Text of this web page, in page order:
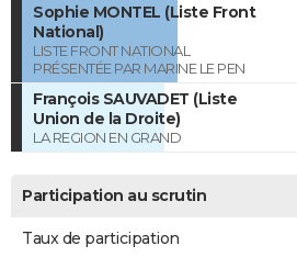
Sophie MONTEL (Liste Front
National)
LISTE FRONT NATIONAL
PRÉSENTÉE PAR MARINE LE PEN
François SAUVADET (Liste
Union de la Droite)
LA REGION EN GRAND
Participation au scrutin
Taux de participation